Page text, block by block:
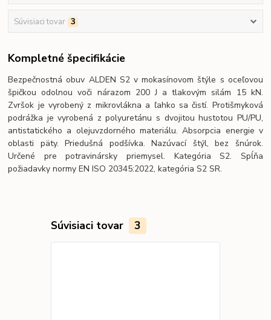
Súvisiaci tovar 3
Kompletné špecifikácie
Bezpečnostná obuv ALDEN S2 v mokasínovom štýle s oceľovou
špičkou odolnou voči nárazom 200 J a tlakovým silám 15 kN.
Zvršok je vyrobený z mikrovlákna a ľahko sa čistí. Protišmyková
podrážka je vyrobená z polyuretánu s dvojitou hustotou PU/PU,
antistatického a olejuvzdorného materiálu. Absorpcia energie v
oblasti päty. Priedušná podšívka. Nazúvací štýl, bez šnúrok.
Určené pre potravinársky priemysel. Kategória S2. Spĺňa
požiadavky normy EN ISO 20345:2022, kategória S2 SR.
Súvisiaci tovar 3